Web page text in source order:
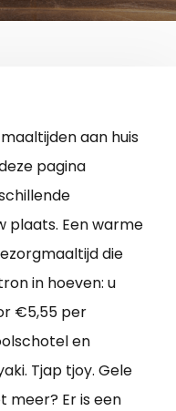
aan huis
pagina
plaats. Een warme
die
in hoeven: u
€5,55 per
en
Tjap tjoy. Gele
meer? Er is een